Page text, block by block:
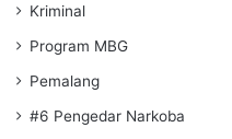
Kriminal
Program MBG
Pemalang
#6 Pengedar Narkoba